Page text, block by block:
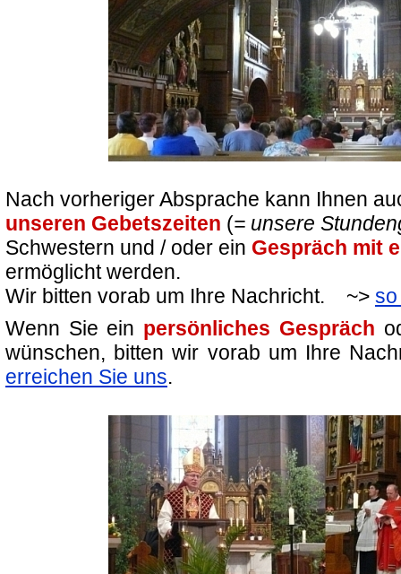
Nach vorheriger Absprache kann Ihnen
unseren Gebetszeiten (= unsere
Schwestern und / oder ein Gespräch mit
ermöglicht werden.
Wir bitten vorab um Ihre Nachricht. ~>
Wenn Sie ein persönliches Gespräch
wünschen, bitten wir vorab um Ihre
erreichen Sie uns.